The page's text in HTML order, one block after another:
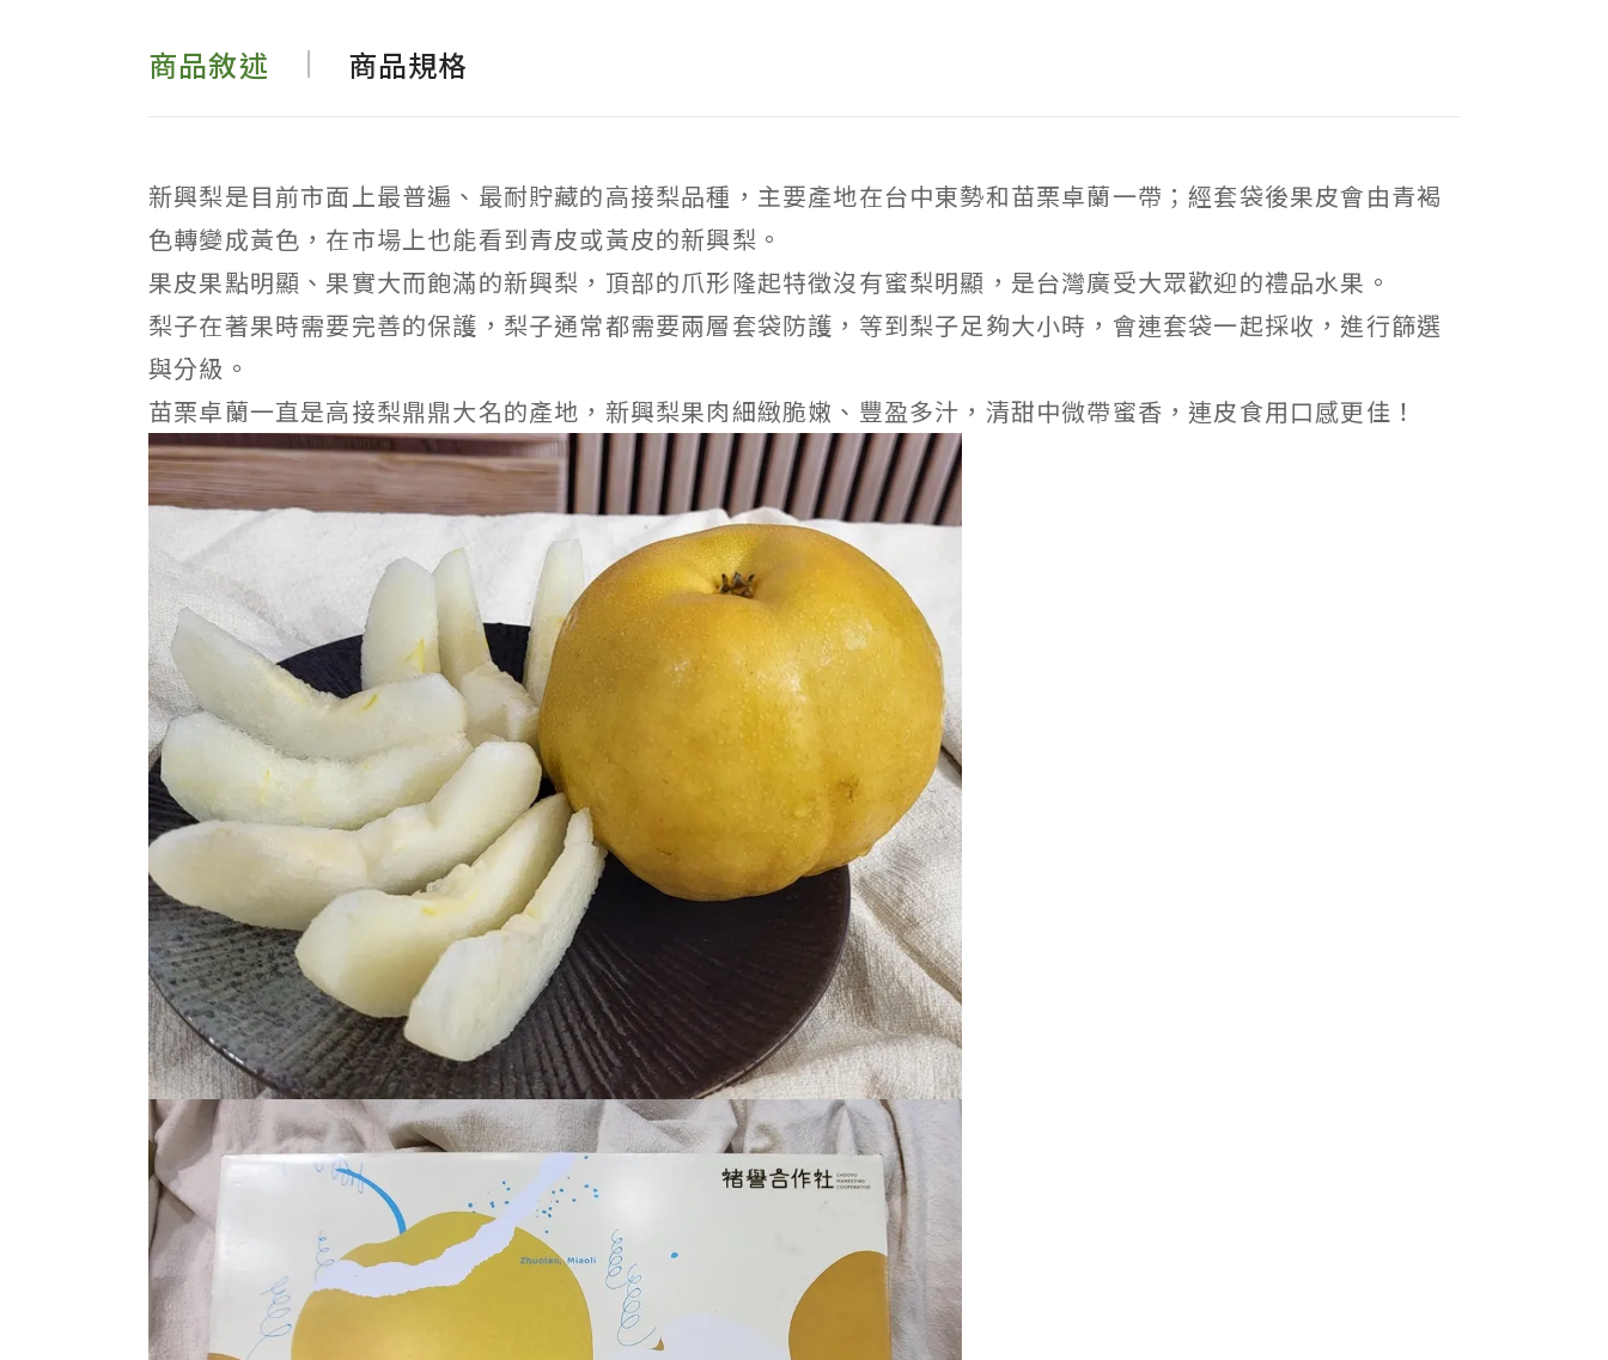
商品敘述 商品規格
新興梨是目前市面上最普遍、最耐貯藏的高接梨品種，主要產地在台中東勢和苗栗卓蘭一帶；經套袋後果皮會由青褐
色轉變成黃色，在市場上也能看到青皮或黃皮的新興梨。
果皮果點明顯、果實大而飽滿的新興梨，頂部的爪形隆起特徵沒有蜜梨明顯，是台灣廣受大眾歡迎的禮品水果。
梨子在著果時需要完善的保護，梨子通常都需要兩層套袋防護，等到梨子足夠大小時，會連套袋一起採收，進行篩選
與分級。
苗栗卓蘭一直是高接梨鼎鼎大名的產地，新興梨果肉細緻脆嫩、豐盈多汁，清甜中微帶蜜香，連皮食用口感更佳！